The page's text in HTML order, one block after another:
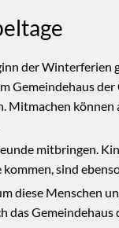
der Winterferien
Gemeindehaus
Mitmachen können
mitbringen.
sind
diese Menschen
das